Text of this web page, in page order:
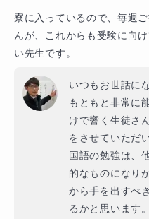
寮に入っているので、毎週
んが、これからも受験に向
い先生です。
いつもお世話に
もともと非常に
けで響く生徒さ
をさせていただ
国語の勉強は、
的なものになり
から手を出すべ
るかと思います